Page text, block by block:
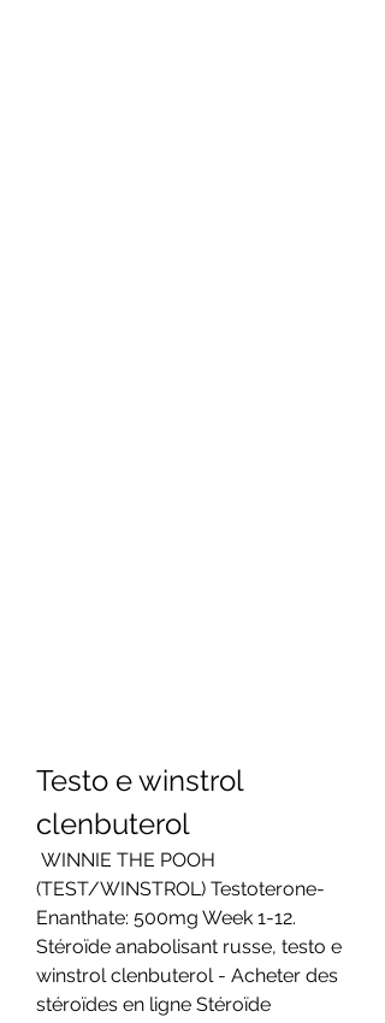
Testo e winstrol
clenbuterol
(TEST/WINSTROL) Testoterone-
Enanthate: 500mg Week 1-12.
Stéroïde anabolisant russe, testo e
winstrol clenbuterol - Acheter des
stéroïdes en ligne Stéroïde